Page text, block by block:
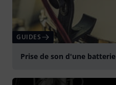
GUIDES
Prise de son d'une batterie